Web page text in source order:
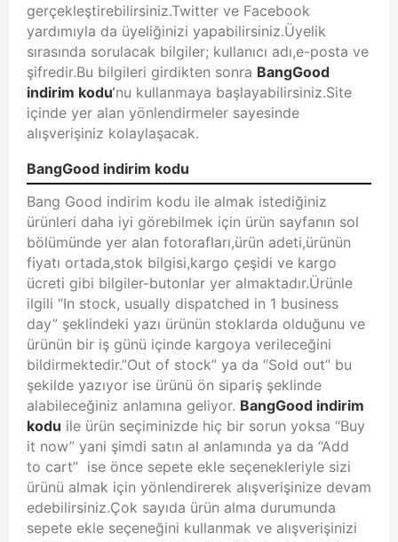
gerçekleştirebilirsiniz.Twitter ve Facebook
yardımıyla da üyeliğinizi yapabilirsiniz.Üyelik
sırasında sorulacak bilgiler; kullanıcı adı,e-posta ve
şifredir.Bu bilgileri girdikten sonra BangGood
indirim kodu‘nu kullanmaya başlayabilirsiniz.Site
içinde yer alan yönlendirmeler sayesinde
alışverişiniz kolaylaşacak.
BangGood indirim kodu
Bang Good indirim kodu ile almak istediğiniz
ürünleri daha iyi görebilmek için ürün sayfanın sol
bölümünde yer alan fotorafları,ürün adeti,ürünün
fiyatı ortada,stok bilgisi,kargo çeşidi ve kargo
ücreti gibi bilgiler-butonlar yer almaktadır.Ürünle
ilgili “In stock, usually dispatched in 1 business
day” şeklindeki yazı ürünün stoklarda olduğunu ve
ürünün bir iş günü içinde kargoya verileceğini
bildirmektedir.”Out of stock” ya da “Sold out” bu
şekilde yazıyor ise ürünü ön sipariş şeklinde
alabileceğiniz anlamına geliyor. BangGood indirim
kodu ile ürün seçiminizde hiç bir sorun yoksa “Buy
it now” yani şimdi satın al anlamında ya da “Add
to cart” ise önce sepete ekle seçenekleriyle sizi
ürünü almak için yönlendirerek alışverişinize devam
edebilirsiniz.Çok sayıda ürün alma durumunda
sepete ekle seçeneğini kullanmak ve alışverişinizi